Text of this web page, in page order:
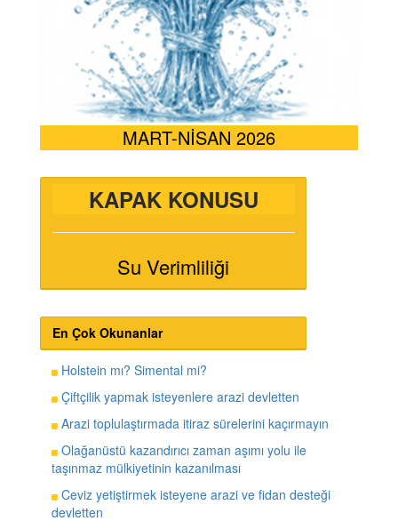
MART-NİSAN 2026
KAPAK KONUSU
Su Verimliliği
En Çok Okunanlar
Holstein mı? Simental mi?
Çiftçilik yapmak isteyenlere arazi devletten
Arazi toplulaştırmada itiraz sürelerini kaçırmayın
Olağanüstü kazandırıcı zaman aşımı yolu ile
taşınmaz mülkiyetinin kazanılması
Ceviz yetiştirmek isteyene arazi ve fidan desteği
devletten